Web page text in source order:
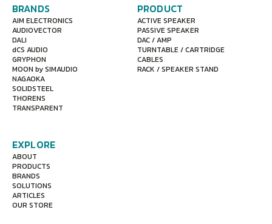
BRANDS
AIM ELECTRONICS
AUDIOVECTOR
DALI
dCS AUDIO
GRYPHON
MOON by SIMAUDIO
NAGAOKA
SOLIDSTEEL
THORENS
TRANSPARENT
PRODUCT
ACTIVE SPEAKER
PASSIVE SPEAKER
DAC / AMP
TURNTABLE / CARTRIDGE
CABLES
RACK / SPEAKER STAND
EXPLORE
ABOUT
PRODUCTS
BRANDS
SOLUTIONS
ARTICLES
OUR STORE